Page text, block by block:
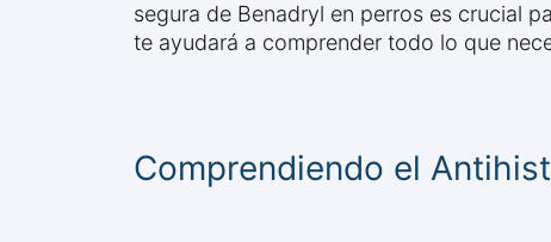
segura de Benadryl en perros es crucial
te ayudará a comprender todo lo que
Comprendiendo el